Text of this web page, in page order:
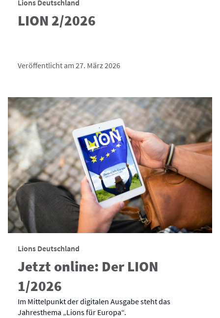
Lions Deutschland
LION 2/2026
Veröffentlicht am 27. März 2026
Lions Deutschland
Jetzt online: Der LION
1/2026
Im Mittelpunkt der digitalen Ausgabe steht das
Jahresthema „Lions für Europa“.